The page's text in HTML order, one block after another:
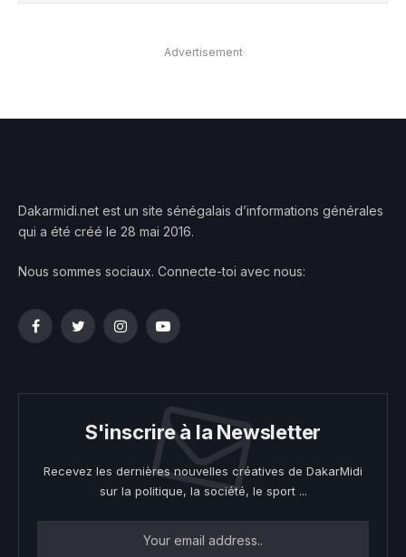
Advertisement
Dakarmidi.net est un site sénégalais d’informations générales
qui a été créé le 28 mai 2016.
Nous sommes sociaux. Connecte-toi avec nous:
FacebookTwitterInstagramYouTube
S'inscrire à la Newsletter
Recevez les dernières nouvelles créatives de DakarMidi
sur la politique, la société, le sport ...